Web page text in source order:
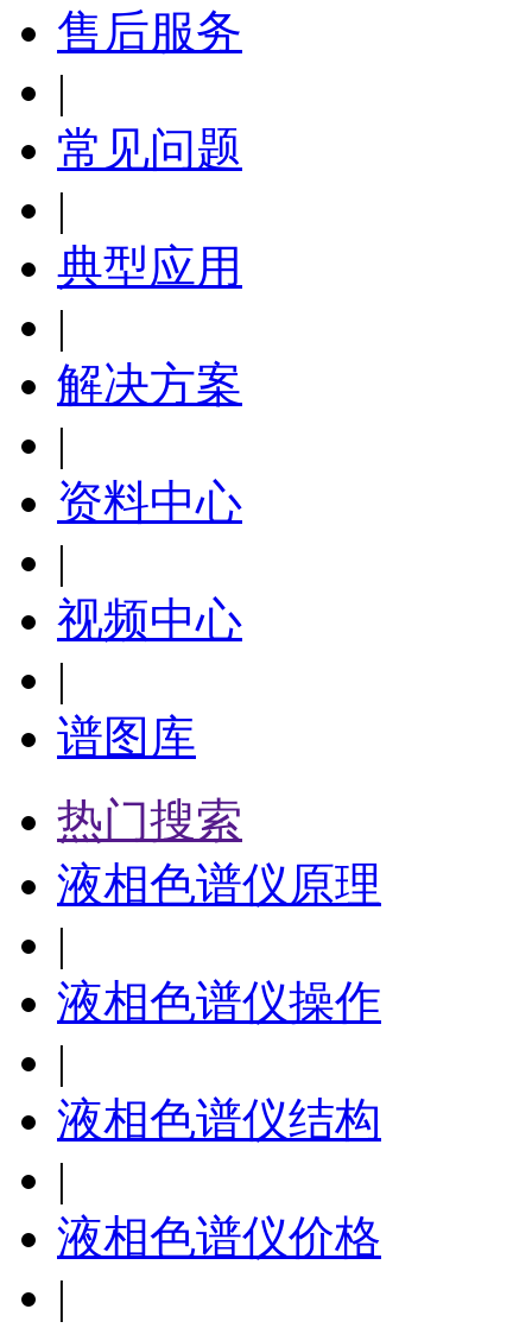
售后服务
|
常见问题
|
典型应用
|
解决方案
|
资料中心
|
视频中心
|
谱图库
热门搜索
液相色谱仪原理
|
液相色谱仪操作
|
液相色谱仪结构
|
液相色谱仪价格
|